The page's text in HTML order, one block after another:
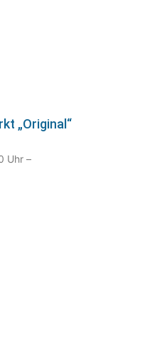
„Original“
Uhr –